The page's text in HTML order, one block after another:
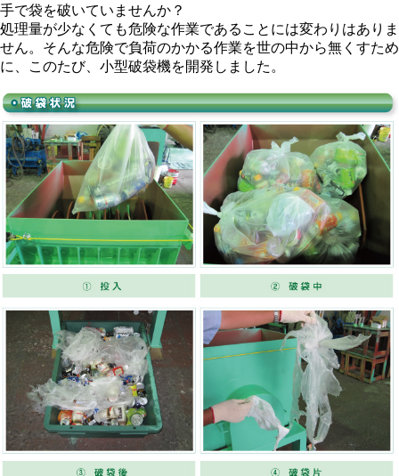
手で袋を破いていませんか？
処理量が少なくても危険な作業であることには変わりはありま
せん。そんな危険で負荷のかかる作業を世の中から無くすため
に、このたび、小型破袋機を開発しました。